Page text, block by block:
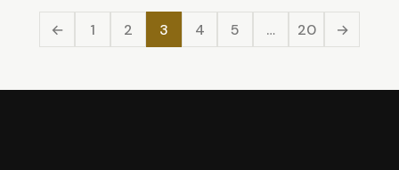
← 1 2 3 4 5 … 20 →